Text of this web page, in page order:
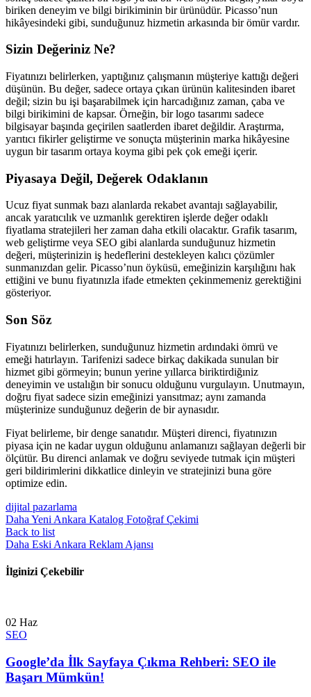
biriken deneyim ve bilgi birikiminin bir ürünüdür. Picasso’nun
hikâyesindeki gibi, sunduğunuz hizmetin arkasında bir ömür vardır.
Sizin Değeriniz Ne?
Fiyatınızı belirlerken, yaptığınız çalışmanın müşteriye kattığı değeri
düşünün. Bu değer, sadece ortaya çıkan ürünün kalitesinden ibaret
değil; sizin bu işi başarabilmek için harcadığınız zaman, çaba ve
bilgi birikimini de kapsar. Örneğin, bir logo tasarımı sadece
bilgisayar başında geçirilen saatlerden ibaret değildir. Araştırma,
yarıtıcı fikirler geliştirme ve sonuçta müşterinin marka hikâyesine
uygun bir tasarım ortaya koyma gibi pek çok emeği içerir.
Piyasaya Değil, Değerek Odaklanın
Ucuz fiyat sunmak bazı alanlarda rekabet avantajı sağlayabilir,
ancak yaratıcılık ve uzmanlık gerektiren işlerde değer odaklı
fiyatlama stratejileri her zaman daha etkili olacaktır. Grafik tasarım,
web geliştirme veya SEO gibi alanlarda sunduğunuz hizmetin
değeri, müşterinizin iş hedeflerini destekleyen kalıcı çözümler
sunmanızdan gelir. Picasso’nun öyküsü, emeğinizin karşılığını hak
ettiğini ve bunu fiyatınızla ifade etmekten çekinmemeniz gerektiğini
gösteriyor.
Son Söz
Fiyatınızı belirlerken, sunduğunuz hizmetin ardındaki ömrü ve
emeği hatırlayın. Tarifenizi sadece birkaç dakikada sunulan bir
hizmet gibi görmeyin; bunun yerine yıllarca biriktirdiğıniz
deneyimin ve ustalığın bir sonucu olduğunu vurgulayın. Unutmayın,
doğru fiyat sadece sizin emeğinizi yansıtmaz; aynı zamanda
müşterinize sunduğunuz değerin de bir aynasıdır.
Fiyat belirleme, bir denge sanatıdır. Müşteri direnci, fiyatınızın
piyasa için ne kadar uygun olduğunu anlamanızı sağlayan değerli bir
ölçütür. Bu direnci anlamak ve doğru seviyede tutmak için müşteri
geri bildirimlerini dikkatlice dinleyin ve stratejinizi buna göre
optimize edin.
dijital pazarlama
Daha Yeni Ankara Katalog Fotoğraf Çekimi
Back to list
Daha Eski Ankara Reklam Ajansı
İlginizi Çekebilir
02 Haz
SEO
Google’da İlk Sayfaya Çıkma Rehberi: SEO ile
Başarı Mümkün!